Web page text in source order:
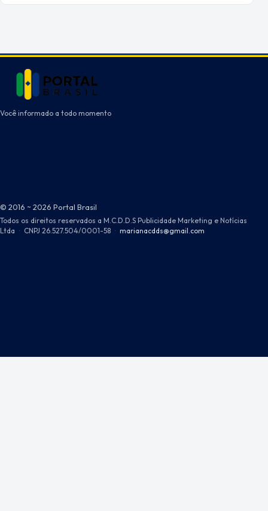
Você informado a todo momento
© 2016 ~ 2026 Portal Brasil
Todos os direitos reservados a M.C.D.D.S Publicidade Marketing e Notícias
Ltda · CNPJ 26.527.504/0001-58 · marianacdds@gmail.com